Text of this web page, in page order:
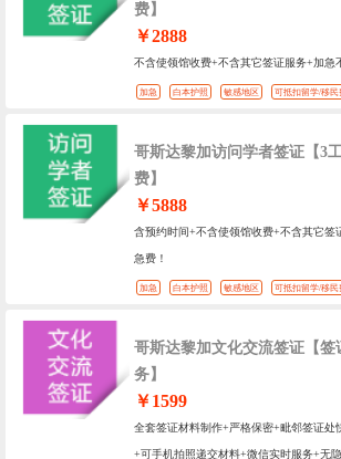
费】
￥2888
不含使领馆收费+不含其它签证服务+加急
加急 白本护照 敏感地区 可抵扣留学/移民
哥斯达黎加访问学者签证【3
费】
￥5888
含预约时间+不含使领馆收费+不含其它签
急费！
加急 白本护照 敏感地区 可抵扣留学/移民
哥斯达黎加文化交流签证【签
务】
￥1599
全套签证材料制作+严格保密+毗邻签证处
+可手机拍照递交材料+微信实时服务+无